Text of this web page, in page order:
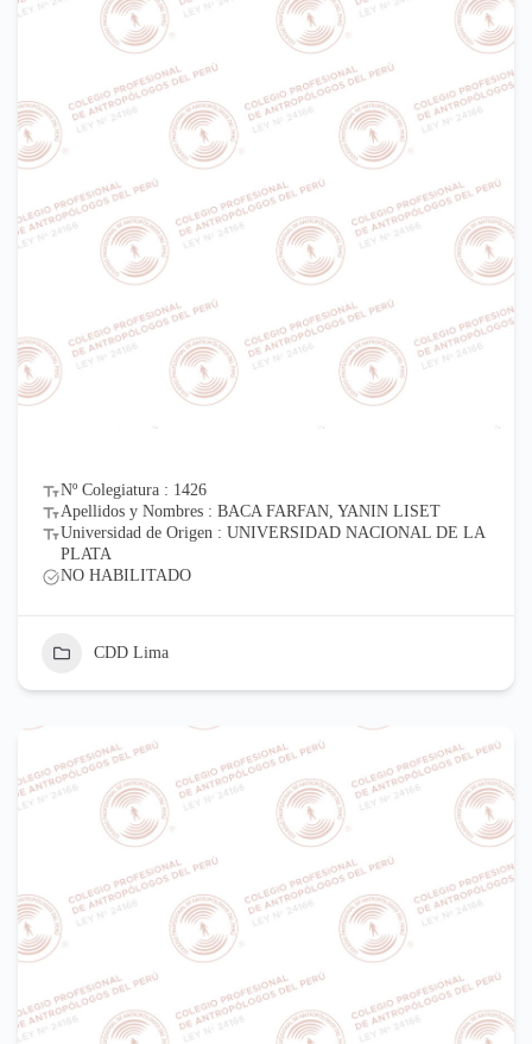
Nº Colegiatura : 1426
Apellidos y Nombres : BACA FARFAN, YANIN LISET
Universidad de Origen : UNIVERSIDAD NACIONAL DE LA
PLATA
NO HABILITADO
CDD Lima